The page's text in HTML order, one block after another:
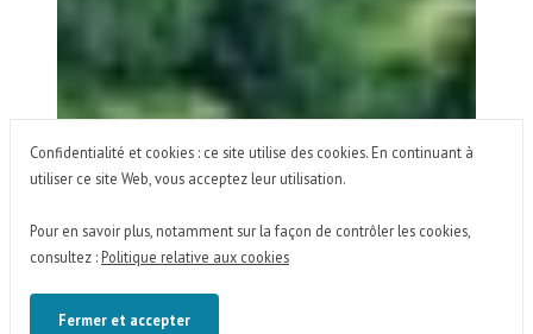
Confidentialité et cookies : ce site utilise des cookies. En continuant à
utiliser ce site Web, vous acceptez leur utilisation.
Pour en savoir plus, notamment sur la façon de contrôler les cookies,
consultez : Politique relative aux cookies